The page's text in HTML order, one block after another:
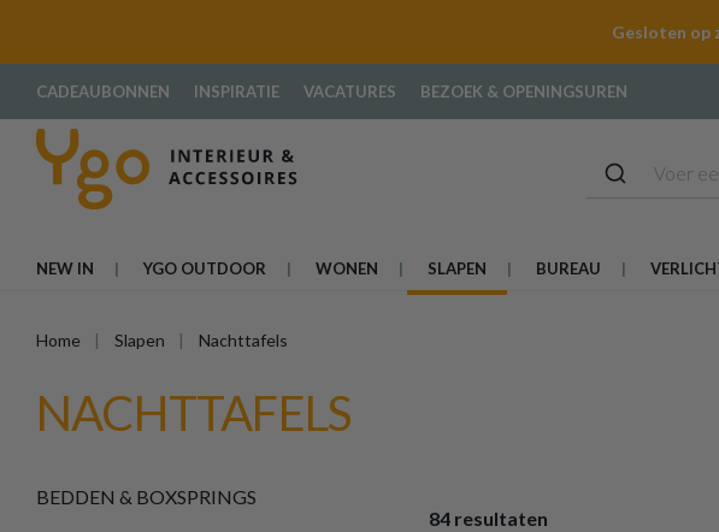
Gesloten op
CADEAUBONNEN INSPIRATIE VACATURES BEZOEK & OPENINGSUREN
NEW IN YGO OUTDOOR WONEN SLAPEN BUREAU
Home Slapen Nachttafels
NACHTTAFELS
BEDDEN & BOXSPRINGS
84 resultaten